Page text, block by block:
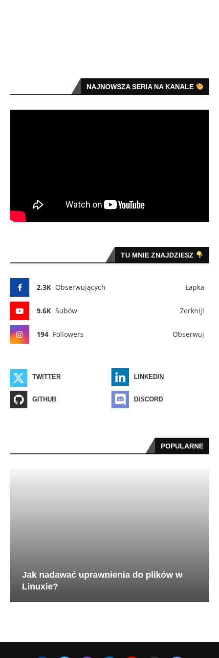
NAJNOWSZA SERIA NA KANALE
TU MNIE ZNAJDZIESZ
2.3K Obserwujących Łapka
9.6K Subów Zerknij!
194 Followers Obserwuj
TWITTER LINKEDIN
GITHUB DISCORD
POPULARNE
Jak nadawać uprawnienia do plików w
Linuxie?